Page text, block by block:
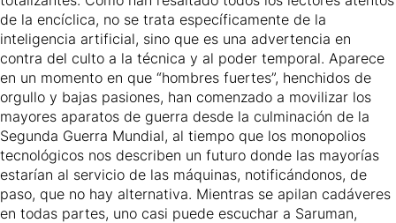
de la encíclica, no se trata específicamente de la
inteligencia artificial, sino que es una advertencia en
contra del culto a la técnica y al poder temporal. Aparece
en un momento en que “hombres fuertes”, henchidos de
orgullo y bajas pasiones, han comenzado a movilizar los
mayores aparatos de guerra desde la culminación de la
Segunda Guerra Mundial, al tiempo que los monopolios
tecnológicos nos describen un futuro donde las mayorías
estarían al servicio de las máquinas, notificándonos, de
paso, que no hay alternativa. Mientras se apilan cadáveres
en todas partes, uno casi puede escuchar a Saruman,